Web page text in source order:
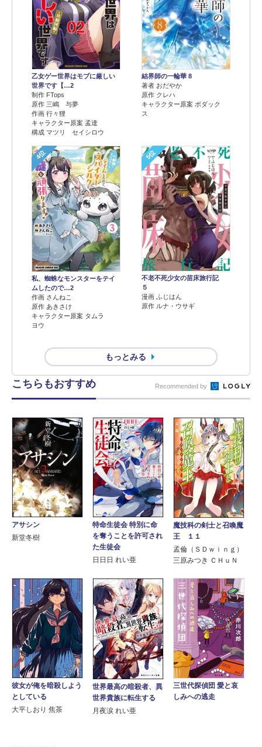
乙女ゲー世界はモブに厳しい
世界です【…2
制作 FTops
原作 三嶋 与夢
作画 行々狸
キャラクター原案 孟達
構成 マツリ セイシロウ
結界師の一輪華 8
著者 おだやか
原作 クレハ
キャラクター原案 ボダック
ス
4位
私、蜘蛛なモンスターをテイ
ムしたので…2
作画 さんねこ
原作 あきさけ
キャラクター原案 タムラ
ヨウ
5位
不老不死少女の苗床旅行記
５
漫画 ふじはん
原作 ルナ・ウサギ
もっとみる
こちらもおすすめ Recommended by
アサシン
新堂冬樹
特命生徒会 特別に命
を奪うことを許可され
た生徒会
日日日 れい亜
魔技科の剣士と召喚魔
王 １１
孟倫（ＳＤｗｉｎｇ）
三原みつき ＣＨｕＮ
彼女が俺を暗殺しよう
としている
大平しおり 焦茶
世界最高の暗殺者、異
世界貴族に転生する
月夜涙 れい亜
三世代探偵団 愛と哀
しみへの逃走